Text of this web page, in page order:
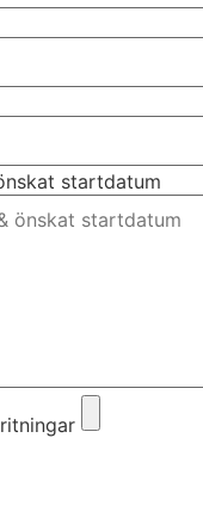
startdatum